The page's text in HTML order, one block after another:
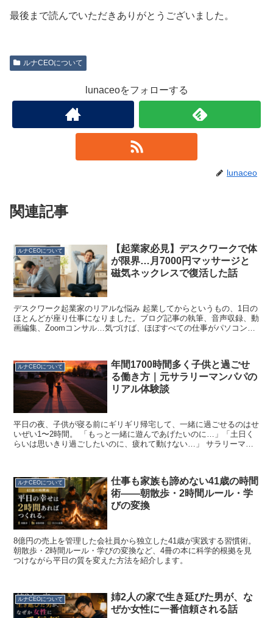
最後まで読んでいただきありがとうございました。
ルナCEOについて
lunaceoをフォローする
lunaceo
関連記事
ルナCEOについて
【起業家必見】デスクワークで体
が限界…月7000円マッサージと
磁気ネックレスで復活した話
デスクワーク起業家のリアルな悩み 起業してからというもの、1日の
ほとんどが座り仕事になりました。ブログ記事の執筆、音声収録、動
画編集、Zoomコンサル…気づけば、ほぼすべての仕事がパソコンの
ルナCEOについて
年間1700時間多く子供と過ごせ
る働き方｜元サラリーマンパパの
リアル体験談
平日の夜、子供が寝る前にギリギリ帰宅して、一緒に過ごせるのはせ
いぜい1〜2時間。 「もっと一緒に遊んであげたいのに…」「土日く
らいは思いきり過ごしたいのに、疲れて動けない…」 サラリーマン
ルナCEOについて
仕事も家族も諦めない41歳の時間
術——朝散歩・2時間ルール・学
びの変換
8億円の売上を管理した会社員から独立した41歳が実践する習慣術。
朝散歩・2時間ルール・学びの変換など、4冊の本に科学的根拠を見
つけながら平日の質を変えた方法を紹介します。
ルナCEOについて
姉2人の家で生き延びた男が、な
ぜか女性に一番信頼される話